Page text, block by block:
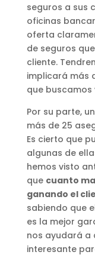
seguros a sus
oficinas
oferta
de seguros
cliente.
implicará más
que
Por su parte,
más de 25
Es cierto que
algunas de
hemos visto
que cuanto
ganando el
sabiendo que
es la mejor
nos ayudará a
interesante